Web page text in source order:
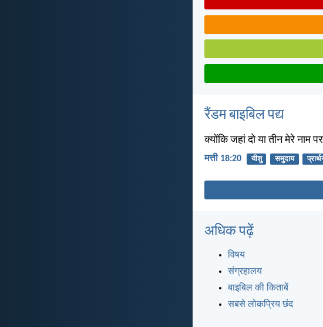
रैंडम बाइबिल पद्य
क्योंकि जहां दो या तीन मेरे नाम
मत्ती 18:20 यीशु समुदाय
अधिक पढ़ें
विषय
संग्रहालय
बाइबिल की किताबें
सबसे लोकप्रिय छंद